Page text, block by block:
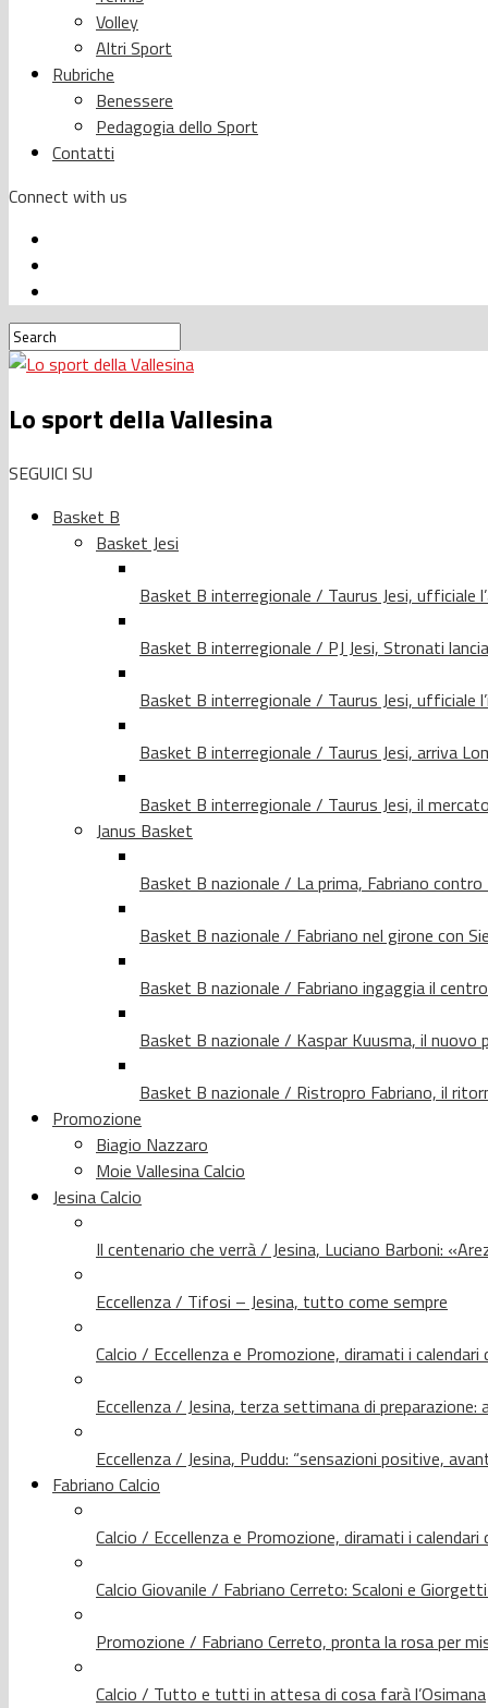
Volley
Altri Sport
Rubriche
Benessere
Pedagogia dello Sport
Contatti
Connect with us
Lo sport della Vallesina
SEGUICI SU
Basket B
Basket Jesi
Basket B interregionale / Taurus Jesi, ufficiale
Basket B interregionale / PJ Jesi, Stronati
Basket B interregionale / Taurus Jesi, ufficiale
Basket B interregionale / Taurus Jesi, arriva
Basket B interregionale / Taurus Jesi, il
Janus Basket
Basket B nazionale / La prima, Fabriano contro
Basket B nazionale / Fabriano nel girone con
Basket B nazionale / Fabriano ingaggia il
Basket B nazionale / Kaspar Kuusma, il nuovo
Basket B nazionale / Ristropro Fabriano, il
Promozione
Biagio Nazzaro
Moie Vallesina Calcio
Jesina Calcio
Il centenario che verrà / Jesina, Luciano Barboni:
Eccellenza / Tifosi – Jesina, tutto come sempre
Calcio / Eccellenza e Promozione, diramati i calendari
Eccellenza / Jesina, terza settimana di preparazione:
Eccellenza / Jesina, Puddu: “sensazioni positive,
Fabriano Calcio
Calcio / Eccellenza e Promozione, diramati i calendari
Calcio Giovanile / Fabriano Cerreto: Scaloni e
Promozione / Fabriano Cerreto, pronta la rosa per
Calcio / Tutto e tutti in attesa di cosa farà l’Osimana